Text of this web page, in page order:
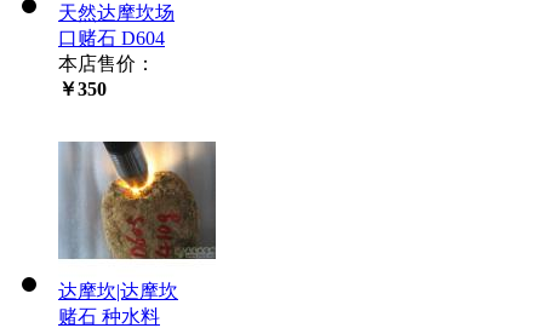
天然达摩坎场
口赌石 D604
本店售价：
￥350
达摩坎|达摩坎
赌石 种水料